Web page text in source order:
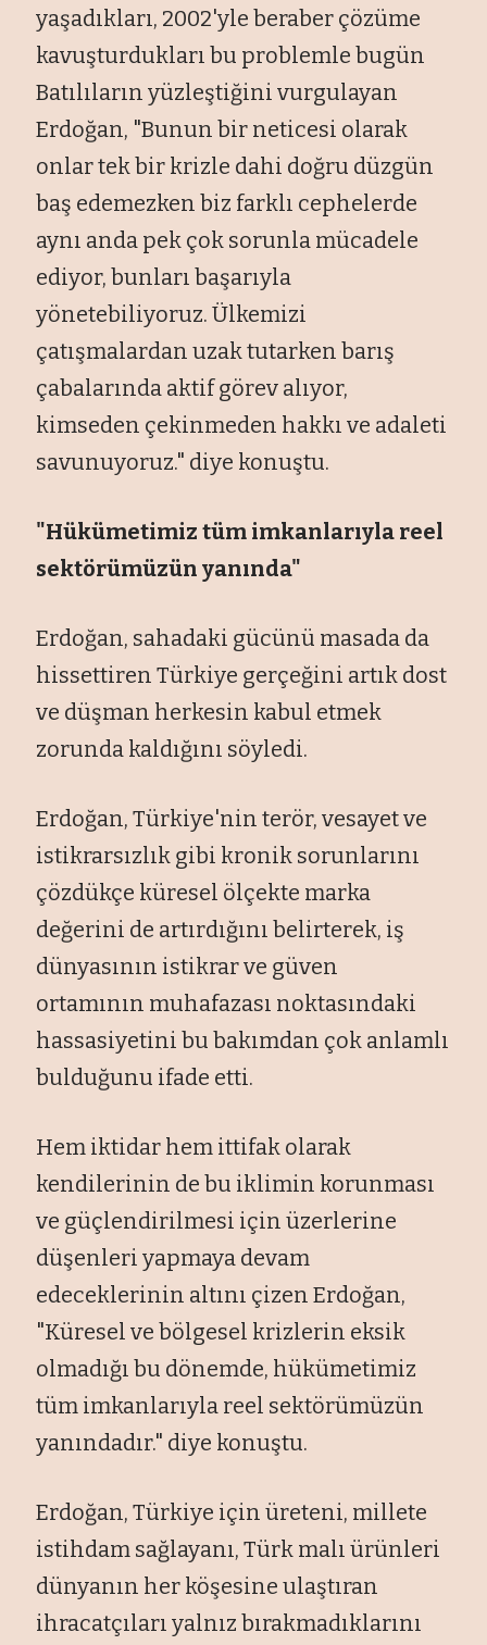
yaşadıkları, 2002'yle beraber çözüme
kavuşturdukları bu problemle bugün
Batılıların yüzleştiğini vurgulayan
Erdoğan, "Bunun bir neticesi olarak
onlar tek bir krizle dahi doğru düzgün
baş edemezken biz farklı cephelerde
aynı anda pek çok sorunla mücadele
ediyor, bunları başarıyla
yönetebiliyoruz. Ülkemizi
çatışmalardan uzak tutarken barış
çabalarında aktif görev alıyor,
kimseden çekinmeden hakkı ve adaleti
savunuyoruz." diye konuştu.
"Hükümetimiz tüm imkanlarıyla reel
sektörümüzün yanında"
Erdoğan, sahadaki gücünü masada da
hissettiren Türkiye gerçeğini artık dost
ve düşman herkesin kabul etmek
zorunda kaldığını söyledi.
Erdoğan, Türkiye'nin terör, vesayet ve
istikrarsızlık gibi kronik sorunlarını
çözdükçe küresel ölçekte marka
değerini de artırdığını belirterek, iş
dünyasının istikrar ve güven
ortamının muhafazası noktasındaki
hassasiyetini bu bakımdan çok anlamlı
bulduğunu ifade etti.
Hem iktidar hem ittifak olarak
kendilerinin de bu iklimin korunması
ve güçlendirilmesi için üzerlerine
düşenleri yapmaya devam
edeceklerinin altını çizen Erdoğan,
"Küresel ve bölgesel krizlerin eksik
olmadığı bu dönemde, hükümetimiz
tüm imkanlarıyla reel sektörümüzün
yanındadır." diye konuştu.
Erdoğan, Türkiye için üreteni, millete
istihdam sağlayanı, Türk malı ürünleri
dünyanın her köşesine ulaştıran
ihracatçıları yalnız bırakmadıklarını